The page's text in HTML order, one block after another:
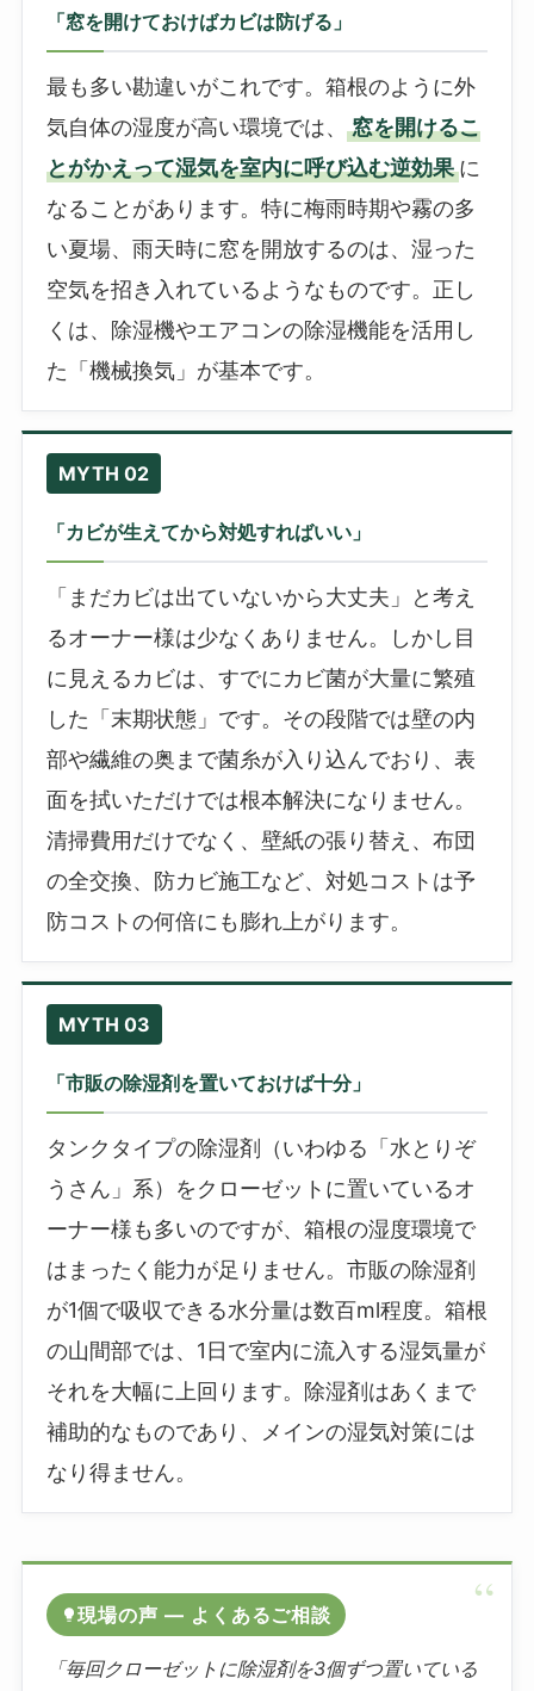
「窓を開けておけばカビは防げる」
最も多い勘違いがこれです。箱根のように外
気自体の湿度が高い環境では、
窓を開けるこ
とがかえって湿気を室内に呼び込む逆効果に
なることがあります。特に梅雨時期や霧の多
い夏場、雨天時に窓を開放するのは、湿った
空気を招き入れているようなものです。正し
くは、除湿機やエアコンの除湿機能を活用し
た「機械換気」が基本です。
MYTH 02
「カビが生えてから対処すればいい」
「まだカビは出ていないから大丈夫」と考え
るオーナー様は少なくありません。しかし目
に見えるカビは、すでにカビ菌が大量に繁殖
した「末期状態」です。その段階では壁の内
部や繊維の奥まで菌糸が入り込んでおり、表
面を拭いただけでは根本解決になりません。
清掃費用だけでなく、壁紙の張り替え、布団
の全交換、防カビ施工など、対処コストは予
防コストの何倍にも膨れ上がります。
MYTH 03
「市販の除湿剤を置いておけば十分」
タンクタイプの除湿剤（いわゆる「水とりぞ
うさん」系）をクローゼットに置いているオ
ーナー様も多いのですが、箱根の湿度環境で
はまったく能力が足りません。市販の除湿剤
が1個で吸収できる水分量は数百ml程度。箱根
の山間部では、1日で室内に流入する湿気量が
それを大幅に上回ります。除湿剤はあくまで
補助的なものであり、メインの湿気対策には
なり得ません。
現場の声 ― よくあるご相談
「毎回クローゼットに除湿剤を3個ずつ置いている